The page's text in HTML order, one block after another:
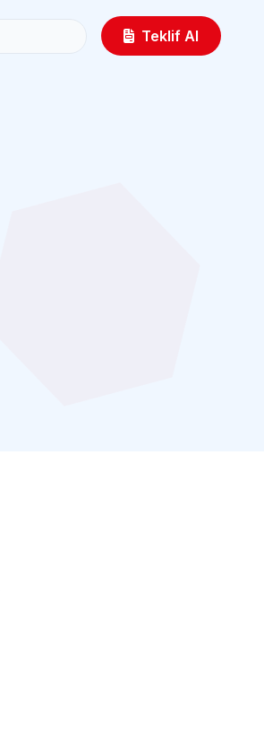
Teklif Al